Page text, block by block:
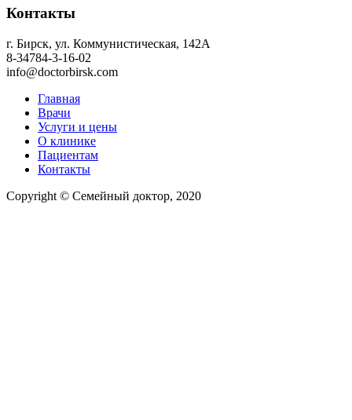
Контакты
г. Бирск, ул. Коммунистическая, 142А
8-34784-3-16-02
info@doctorbirsk.com
Главная
Врачи
Услуги и цены
О клинике
Пациентам
Контакты
Copyright © Семейный доктор, 2020